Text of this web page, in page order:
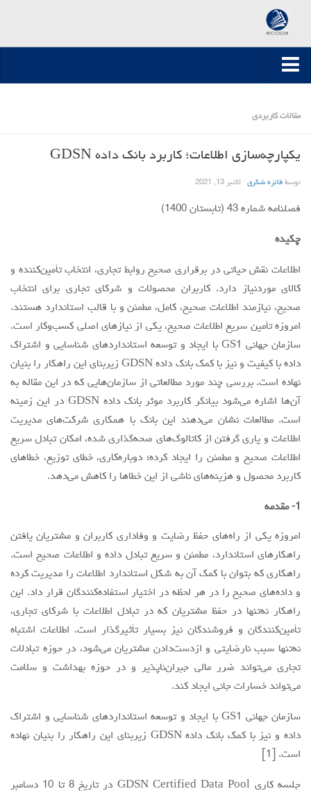
ارسال مقاله
مقالات تخصصی
مقالات سال 1401
مقالات سال 1402
مقالات سال 1403
مقالات سال 1404
آرشیو
مرور
جستجو پیشرفته
راهنمای نویسندگان
نحوه ارسال مقاله
اطلاعات نشریه
درباره نشریه
اخبار و اعلانات
پیوندهای مفید
تماس با ما
مقالات کاربردی
یکپارچه‌سازی اطلاعات؛ کاربرد بانک داده GDSN
توسط فائزه شکری · اکتبر 13, 2021
فصلنامه شماره 43 (تابستان 1400)
چکیده
اطلاعات نقش حیاتی در برقراری صحیح روابط تجاری، انتخاب تأمین‌کننده و
کالای موردنیاز دارد. کاربران محصولات و شرکای تجاری برای انتخاب
صحیح، نیازمند اطلاعات صحیح، کامل، مطمئن و با قالب استاندارد هستند.
امروزه تأمین سریع اطلاعات صحیح، یکی از نیازهای اصلی کسب‌وکار است.
سازمان جهانی GS1 با ایجاد و توسعه استانداردهای شناسایی و اشتراک
داده با کیفیت و نیز با کمک بانک داده GDSN زیربنای این راهکار را بنیان
نهاده است. بررسی چند مورد مطالعاتی از سازمان‌هایی که در این مقاله به
آن‌ها اشاره می‌شود بیانگر کاربرد موثر بانک داده GDSN در این زمینه
است. مطالعات نشان می‌دهند این بانک با همکاری شرکت‌های مدیریت
اطلاعات و یاری گرفتن از کاتالوگ‌های صحه‌گذاری شده، امکان تبادل سریع
اطلاعات صحیح و مطمئن را ایجاد کرده؛ دوباره‌کاری‌، خطای توزیع، خطاهای
کاربرد محصول و هزینه‌های ناشی از این خطاها را کاهش می‌دهد.
1- مقدمه
امروزه یکی از راه‌های حفظ رضایت و وفاداری کاربران و مشتریان یافتن
راهکارهای استاندارد، مطمئن و سریع تبادل داده و اطلاعات صحیح است.
راهکاری که بتوان با کمک آن به شکل استاندارد اطلاعات را مدیریت کرده
و داده‌های صحیح را در هر لحظه در اختیار استفاده‌کنندگان قرار داد. این
راهکار نه‌تنها در حفظ مشتریان که در تبادل اطلاعات با شرکای تجاری،
تأمین‌کنندگان و فروشندگان نیز بسیار تأثیرگذار است. اطلاعات اشتباه
نه‌تنها سبب نارضایتی و ازدست‌دادن مشتریان می‌شود، در حوزه تبادلات
تجاری می‌تواند ضرر مالی جبران‌ناپذیر و در حوزه بهداشت و سلامت
می‌تواند خسارات جانی ایجاد کند.
سازمان جهانی GS1 با ایجاد و توسعه استانداردهای شناسایی و اشتراک
داده و نیز با کمک بانک داده GDSN زیربنای این راهکار را بنیان نهاده
است. [1]
جلسه کاری GDSN Certified Data Pool در تاریخ 8 تا 10 دسامبر